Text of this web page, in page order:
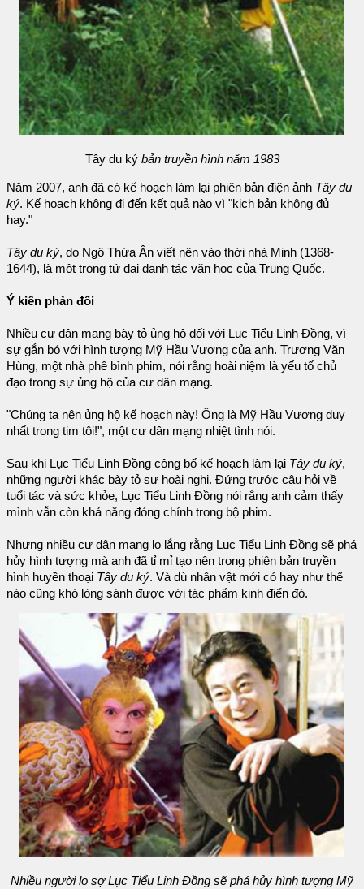
Tây du ký bản truyền hình năm 1983
Năm 2007, anh đã có kế hoạch làm lại phiên bản điện ảnh Tây du
ký. Kế hoạch không đi đến kết quả nào vì "kịch bản không đủ
hay."
Tây du ký, do Ngô Thừa Ân viết nên vào thời nhà Minh (1368-
1644), là một trong tứ đại danh tác văn học của Trung Quốc.
Ý kiến phản đối
Nhiều cư dân mạng bày tỏ ủng hộ đối với Lục Tiểu Linh Đồng, vì
sự gắn bó với hình tượng Mỹ Hầu Vương của anh. Trương Văn
Hùng, một nhà phê bình phim, nói rằng hoài niệm là yếu tố chủ
đạo trong sự ủng hộ của cư dân mạng.
"Chúng ta nên ủng hộ kế hoạch này! Ông là Mỹ Hầu Vương duy
nhất trong tim tôi!", một cư dân mạng nhiệt tình nói.
Sau khi Lục Tiểu Linh Đồng công bố kế hoạch làm lại Tây du ký,
những người khác bày tỏ sự hoài nghi. Đứng trước câu hỏi về
tuổi tác và sức khỏe, Lục Tiểu Linh Đồng nói rằng anh cảm thấy
mình vẫn còn khả năng đóng chính trong bộ phim.
Nhưng nhiều cư dân mạng lo lắng rằng Lục Tiểu Linh Đồng sẽ phá
hủy hình tượng mà anh đã tỉ mỉ tạo nên trong phiên bản truyền
hình huyền thoại Tây du ký. Và dù nhân vật mới có hay như thế
nào cũng khó lòng sánh được với tác phẩm kinh điển đó.
Nhiều người lo sợ Lục Tiểu Linh Đồng sẽ phá hủy hình tượng Mỹ